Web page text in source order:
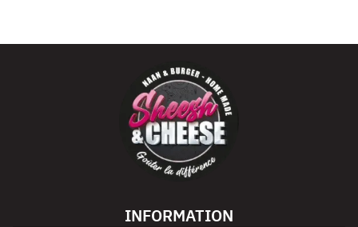
INFORMATION